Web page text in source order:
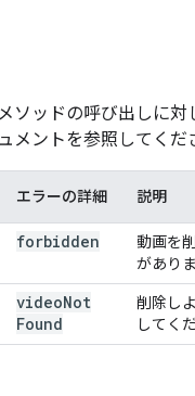
ソッドの呼び出しに対
メントを参照してくだ
エラーの詳細 説明
forbidden
動画を
がありま
videoNot
Found
削除し
してく